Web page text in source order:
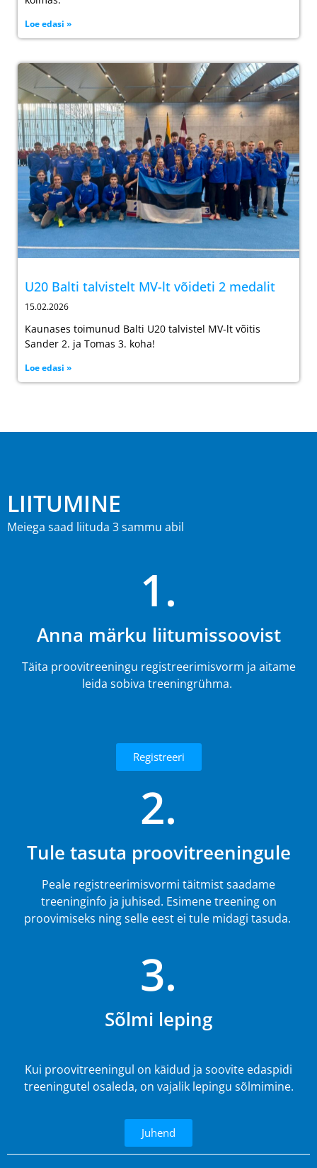
Loe edasi »
U20 Balti talvistelt MV-lt võideti 2 medalit
15.02.2026
Kaunases toimunud Balti U20 talvistel MV-lt võitis
Sander 2. ja Tomas 3. koha!
Loe edasi »
LIITUMINE
Meiega saad liituda 3 sammu abil
1.
Anna märku liitumissoovist
Täita proovitreeningu registreerimisvorm ja aitame
leida sobiva treeningrühma.
Registreeri
2.
Tule tasuta proovitreeningule
Peale registreerimisvormi täitmist saadame
treeninginfo ja juhised. Esimene treening on
proovimiseks ning selle eest ei tule midagi tasuda.
3.
Sõlmi leping
Kui proovitreeningul on käidud ja soovite edaspidi
treeningutel osaleda, on vajalik lepingu sõlmimine.
Juhend